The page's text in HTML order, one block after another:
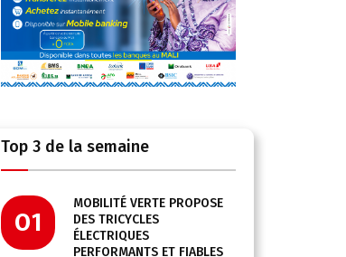
Top 3 de la semaine
01
MOBILITÉ VERTE PROPOSE
DES TRICYCLES
ÉLECTRIQUES
PERFORMANTS ET FIABLES